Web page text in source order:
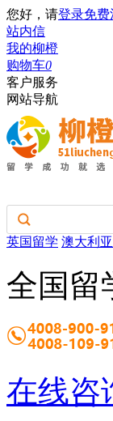
您好，请登录免费
站内信
我的柳橙
购物车0
客户服务
网站导航
英国留学 澳大利
全国留
在线咨